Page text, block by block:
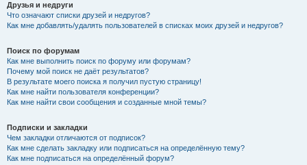
Друзья и недруги
Что означают списки друзей и недругов?
Как мне добавлять/удалять пользователей в списках моих друзей и недругов?
Поиск по форумам
Как мне выполнить поиск по форуму или форумам?
Почему мой поиск не даёт результатов?
В результате моего поиска я получил пустую страницу!
Как мне найти пользователя конференции?
Как мне найти свои сообщения и созданные мной темы?
Подписки и закладки
Чем закладки отличаются от подписок?
Как мне сделать закладку или подписаться на определённую тему?
Как мне подписаться на определённый форум?